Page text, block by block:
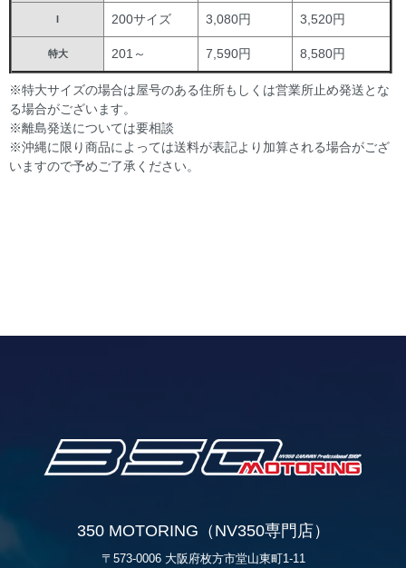
I 200サイズ 3,080円 3,520円
特大 201～ 7,590円 8,580円
※特大サイズの場合は屋号のある住所もしくは営業所止め発送とな
る場合がございます。
※離島発送については要相談
※沖縄に限り商品によっては送料が表記より加算される場合がござ
いますので予めご了承ください。
350 MOTORING（NV350専門店）
〒573-0006 大阪府枚方市堂山東町1-11